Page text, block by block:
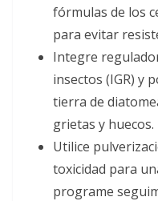
fórmulas de los
para evitar
Integre
insectos (IGR) y
tierra de
grietas y huecos.
Utilice
toxicidad para
programe